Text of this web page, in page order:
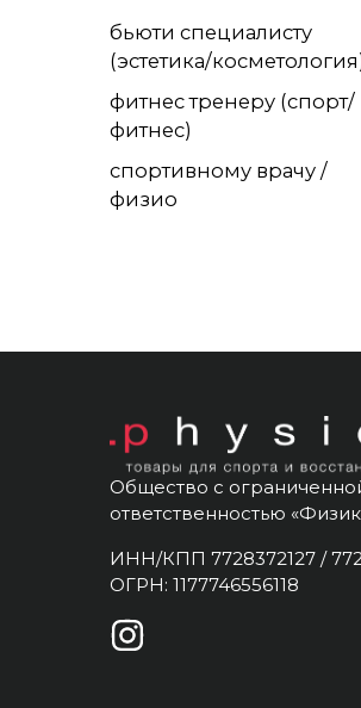
бьюти специалисту
(эстетика/
фитнес тренеру (спорт/
фитнес)
спортивному врачу /
физио
Общество с
ответственностью
ИНН/КПП 7728372127 /
ОГРН: 1177746556118